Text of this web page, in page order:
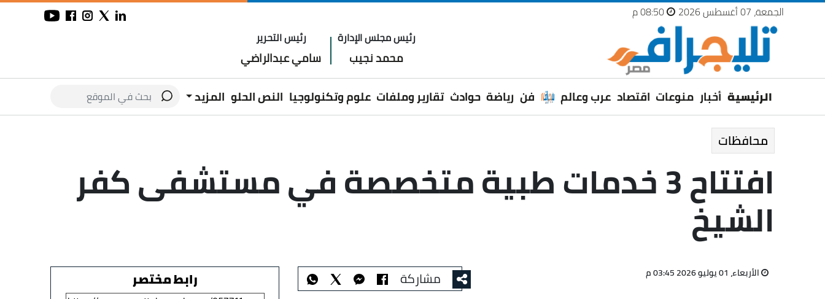
الجمعة، 07 أغسطس 2026
08:50 م
رئيس مجلس الإدارة
محمد نجيب
رئيس التحرير
سامي عبدالراضي
الرئيسية أخبار منوعات اقتصاد عرب وعالم فن رياضة حوادث تقارير وملفات علوم وتكنولوجيا النص الحلو المزيد
محافظات
افتتاح 3 خدمات طبية متخصصة في مستشفى كفر
الشيخ
الأربعاء، 01 يوليو 2026 03:45 م مشاركة رابط مختصر